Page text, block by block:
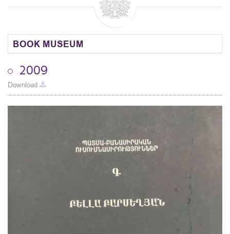
BOOK MUSEUM
2009
Download